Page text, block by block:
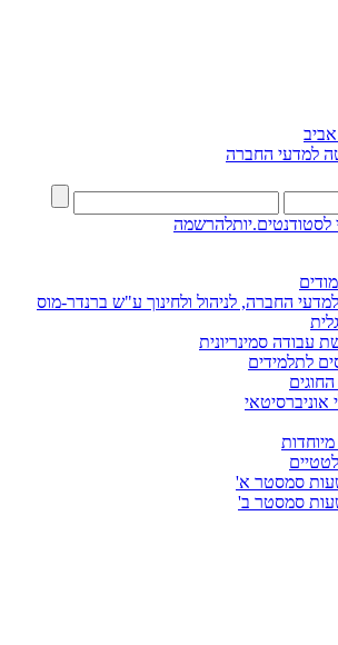
למדעי החברה
לסטודנטים.יותלהרשמה
החברה, לניהול ולחינוך ע"ש ברנדר-מוס
עבודה סמינריונית
לתלמידים
החוגים
אוניברסיטאי
מיוחדות
סמסטר א'
סמסטר ב'